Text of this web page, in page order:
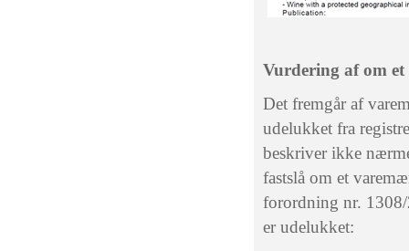
Vurdering af om
Det fremgår af
udelukket fra
beskriver ikke
fastslå om et
forordning nr. 1308/
er udelukket: